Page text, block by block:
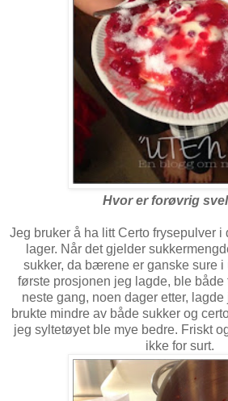
Hvor er forøvrig
Jeg bruker å ha litt Certo frysepulver i
lager. Når det gjelder
sukker, da bærene er ganske sure i
første prosjonen jeg lagde, ble både
neste gang, noen dager etter,
brukte mindre av både sukker og
jeg syltetøyet ble mye bedre. Friskt
ikke for surt.